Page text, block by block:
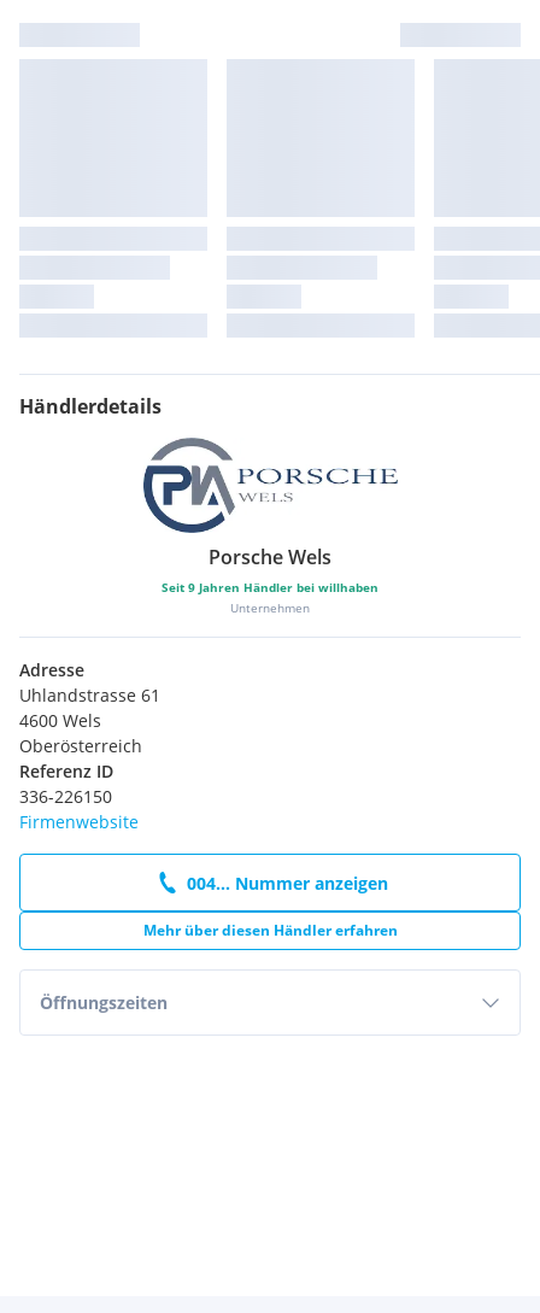
Händlerdetails
Porsche Wels
Seit 9 Jahren Händler bei willhaben
Unternehmen
Adresse
Uhlandstrasse 61
4600 Wels
Oberösterreich
Referenz ID
336-226150
Firmenwebsite
004... Nummer anzeigen
Mehr über diesen Händler erfahren
Öffnungszeiten